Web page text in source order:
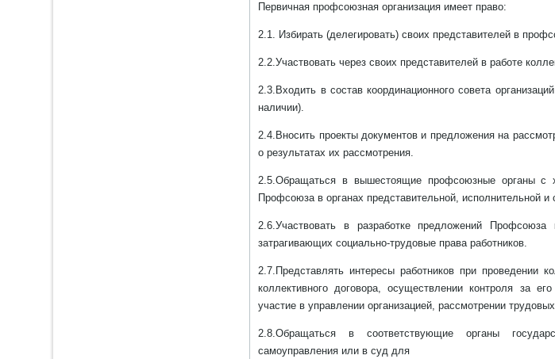
Первичная профсоюзная организация имеет право:
2.1. Избирать (делегировать) своих представителей в
2.2.Участвовать через своих представителей в работе
2.3.Входить в состав координационного совета
наличии).
2.4.Вносить проекты документов и предложения на
о результатах их рассмотрения.
2.5.Обращаться в вышестоящие профсоюзные органы с
Профсоюза в органах представительной, исполнительной и
2.6.Участвовать в разработке предложений
затрагивающих социально-трудовые права работников.
2.7.Представлять интересы работников при проведении
коллективного договора, осуществлении контроля за
участие в управлении организацией, рассмотрении
2.8.Обращаться в соответствующие органы
самоуправления или в суд для